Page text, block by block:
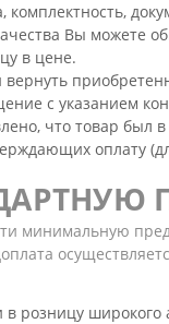
комплектность,
Вы можете
в цене.
с указанием
что товар был
оплату
минимальную
розницу